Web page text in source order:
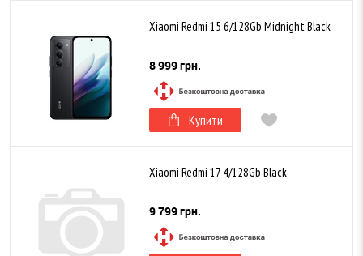
Xiaomi Redmi 15 6/128Gb Midnight Black
8 999 грн.
Купити
Xiaomi Redmi 17 4/128Gb Black
9 799 грн.